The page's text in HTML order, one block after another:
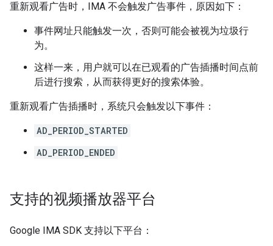
重新观看广告时，IMA 不会触发广告事件，原因如下：
事件网址只能触发一次，否则可能会被视为垃圾行
为。
这样一来，用户就可以在已观看的广告插播时间点前
后进行搜索，从而获得更好的搜索体验。
重新观看广告插播时，系统只会触发以下事件：
AD_PERIOD_STARTED
AD_PERIOD_ENDED
支持的视频播放器平台
Google IMA SDK 支持以下平台：